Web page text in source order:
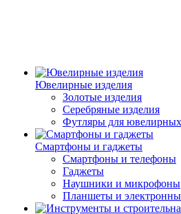
Ювелирные изделия
Золотые изделия
Серебряные изделия
Футляры для
Смартфоны и гаджеты
Смартфоны и телефоны
Гаджеты
Наушники и микрофоны
Планшеты и